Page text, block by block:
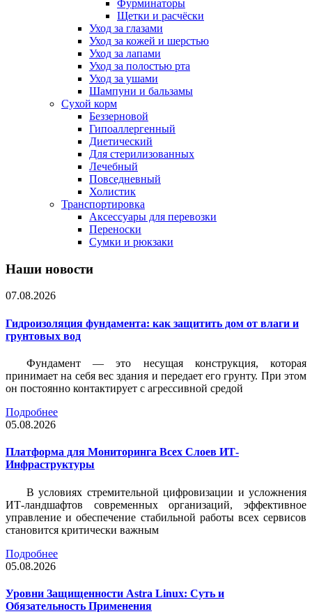
Фурминаторы
Щетки и расчёски
Уход за глазами
Уход за кожей и шерстью
Уход за лапами
Уход за полостью рта
Уход за ушами
Шампуни и бальзамы
Сухой корм
Беззерновой
Гипоаллергенный
Диетический
Для стерилизованных
Лечебный
Повседневный
Холистик
Транспортировка
Аксессуары для перевозки
Переноски
Сумки и рюкзаки
Наши новости
07.08.2026
Гидроизоляция фундамента: как защитить дом от влаги и
грунтовых вод
Фундамент — это несущая конструкция, которая
принимает на себя вес здания и передает его грунту. При этом
он постоянно контактирует с агрессивной средой
Подробнее
05.08.2026
Платформа для Мониторинга Всех Слоев ИТ-
Инфраструктуры
В условиях стремительной цифровизации и усложнения
ИТ-ландшафтов современных организаций, эффективное
управление и обеспечение стабильной работы всех сервисов
становится критически важным
Подробнее
05.08.2026
Уровни Защищенности Astra Linux: Суть и
Обязательность Применения